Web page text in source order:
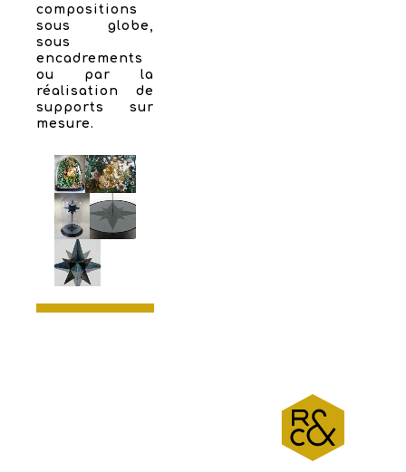
compositions
sous globe,
sous
encadrements
ou par la
réalisation de
supports sur
mesure.